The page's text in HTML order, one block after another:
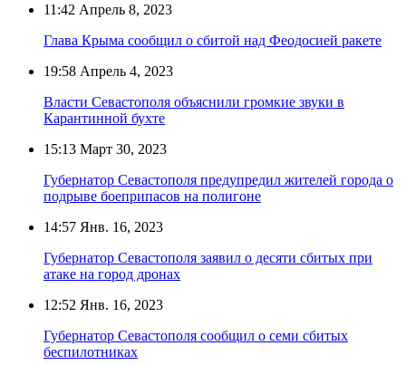
11:42 Апрель 8, 2023
Глава Крыма сообщил о сбитой над Феодосией ракете
19:58 Апрель 4, 2023
Власти Севастополя объяснили громкие звуки в
Карантинной бухте
15:13 Март 30, 2023
Губернатор Севастополя предупредил жителей города о
подрыве боеприпасов на полигоне
14:57 Янв. 16, 2023
Губернатор Севастополя заявил о десяти сбитых при
атаке на город дронах
12:52 Янв. 16, 2023
Губернатор Севастополя сообщил о семи сбитых
беспилотниках